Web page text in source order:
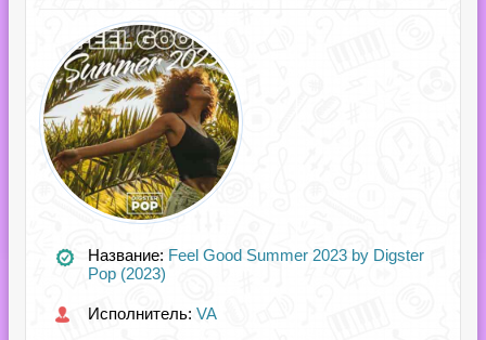
Название: Feel Good Summer 2023 by Digster
Pop (2023)
Исполнитель: VA